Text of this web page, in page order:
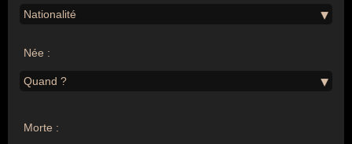
Nationalité
Née :
Quand ?
Morte :